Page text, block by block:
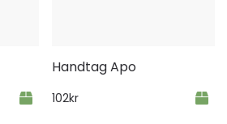
Handtag Apo
102kr